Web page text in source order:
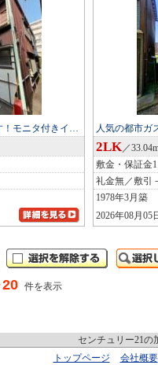
！モニタ付きイ… 人気の都市ガ
2LK／
敷金・保証金
礼金無／敷引
1978年3月築
2026年08月05
件を表示
センチュリー21の
トップページ
会社概要